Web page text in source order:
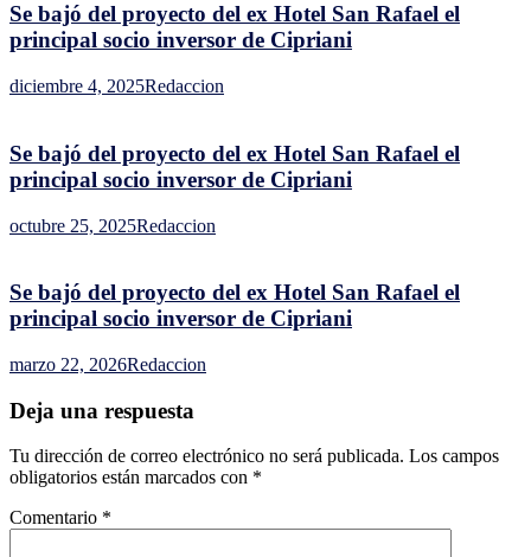
Se bajó del proyecto del ex Hotel San Rafael el
principal socio inversor de Cipriani
diciembre 4, 2025Redaccion
Se bajó del proyecto del ex Hotel San Rafael el
principal socio inversor de Cipriani
octubre 25, 2025Redaccion
Se bajó del proyecto del ex Hotel San Rafael el
principal socio inversor de Cipriani
marzo 22, 2026Redaccion
Deja una respuesta
Tu dirección de correo electrónico no será publicada. Los campos
obligatorios están marcados con *
Comentario *